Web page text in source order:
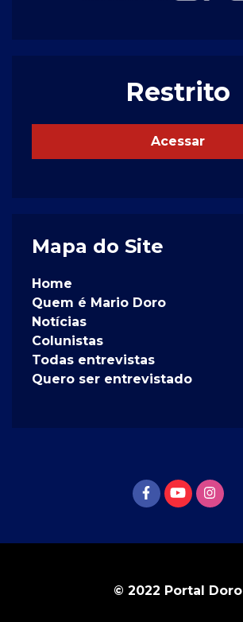
Restrito
Acessar
Mapa do Site
Home
Quem é Mario Doro
Notícias
Colunistas
Todas entrevistas
Quero ser entrevistado
© 2022 Portal Doro